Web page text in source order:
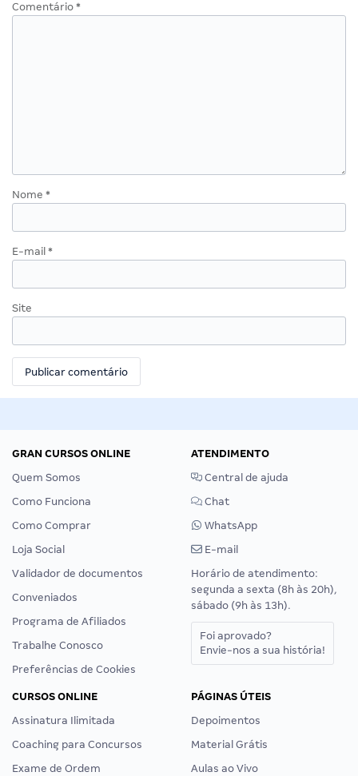
Comentário *
Nome *
E-mail *
Site
GRAN CURSOS ONLINE
Quem Somos
Como Funciona
Como Comprar
Loja Social
Validador de documentos
Conveniados
Programa de Afiliados
Trabalhe Conosco
Preferências de Cookies
ATENDIMENTO
Central de ajuda
Chat
WhatsApp
E-mail
Horário de atendimento:
segunda a sexta (8h às 20h),
sábado (9h às 13h).
Foi aprovado?
Envie-nos a sua história!
CURSOS ONLINE
Assinatura Ilimitada
Coaching para Concursos
Exame de Ordem
PÁGINAS ÚTEIS
Depoimentos
Material Grátis
Aulas ao Vivo